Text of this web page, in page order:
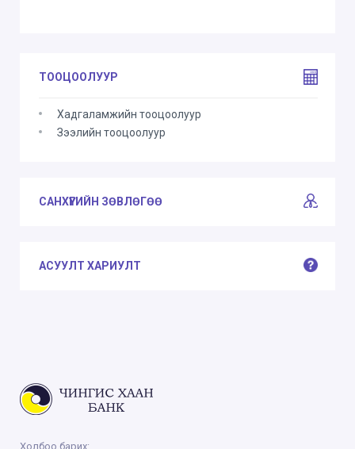
ТООЦООЛУУР
Хадгаламжийн тооцоолуур
Зээлийн тооцоолуур
САНХҮҮГИЙН ЗӨВЛӨГӨӨ
АСУУЛТ ХАРИУЛТ
Холбоо барих: